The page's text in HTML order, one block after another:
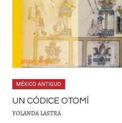
MÉXICO ANTIGUO
UN CÓDICE OTOMÍ
YOLANDA LASTRA